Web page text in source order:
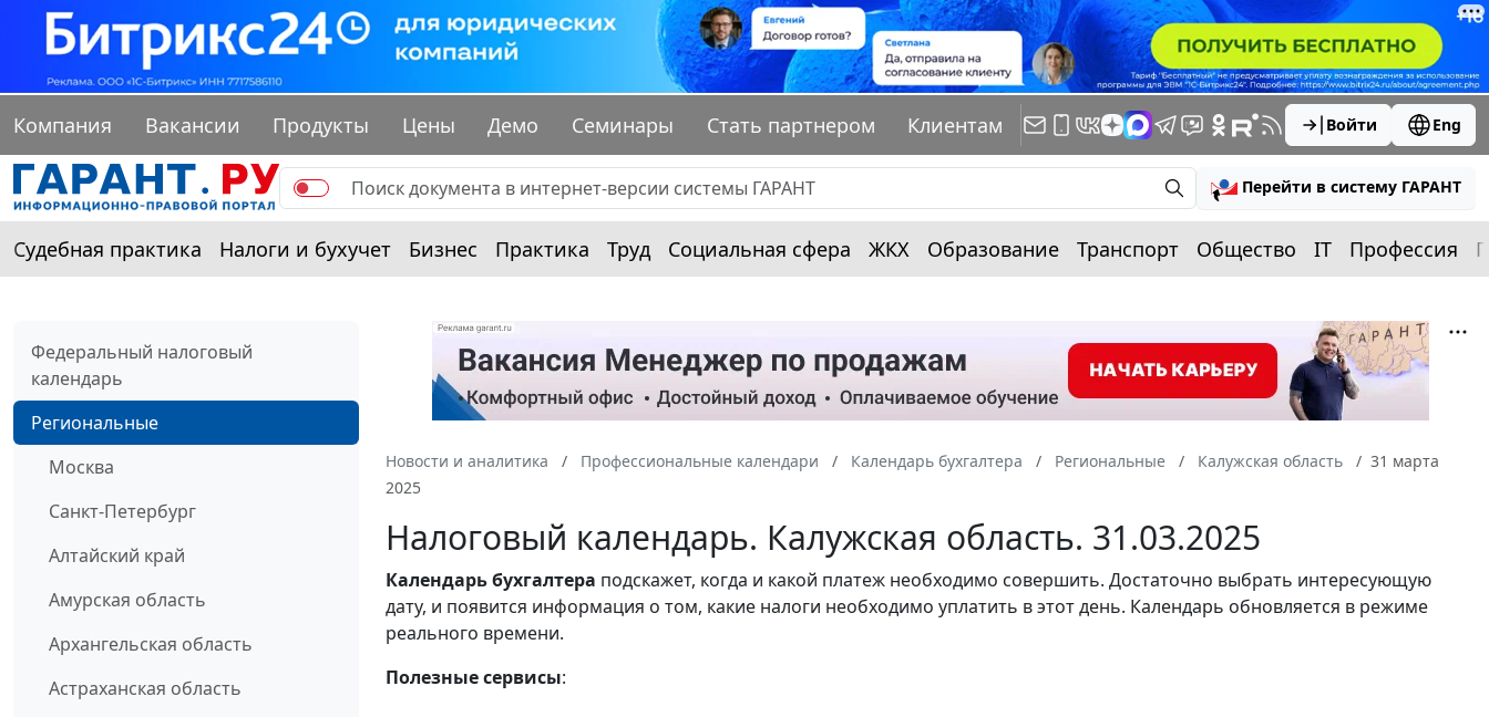
Компания Вакансии Продукты Цены Демо Семинары Стать партнером Клиентам Войти Eng
Перейти в систему ГАРАНТ
Судебная практика Налоги и бухучет Бизнес Практика Труд Социальная сфера ЖКХ Образование Транспорт Общество IT Профессия
Федеральный налоговый
календарь
Региональные
Москва
Санкт-Петербург
Алтайский край
Амурская область
Архангельская область
Астраханская область
Новости и аналитика Профессиональные календари Календарь бухгалтера Региональные Калужская область
31 марта
2025
Налоговый календарь. Калужская область. 31.03.2025
Календарьбухгалтера подскажет, когда и какой платеж необходимо совершить. Достаточно выбрать интересующую
дату, и появится информация о том, какие налоги необходимо уплатить в этот день. Календарь обновляется в режиме
реального времени.
Полезные сервисы: